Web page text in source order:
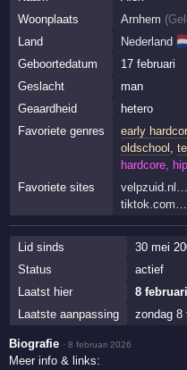
Woonplaats
Arnhem (
Land
Nederland
Geboortedatum
17 februari
Geslacht
man
Geaardheid
hetero
Favoriete genres
early
oldschool
hardcore,
Favoriete sites
velpzuid.nl…
tiktok.com…
Lid sinds
30 mei
Status
actief
Laatst hier
8
Laatste aanpassing
zondag 8
Biografie ·8 februari 2026
Meer info & links: